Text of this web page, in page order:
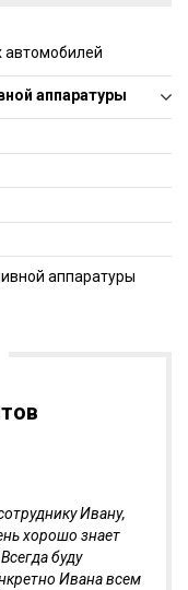
р-н.,
автомобилей
аппаратуры
аппаратуры
Ивану,
хорошо знает
буду
Ивана всем